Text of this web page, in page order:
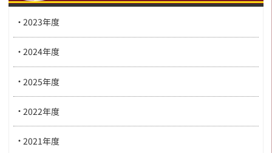
2023年度
2024年度
2025年度
2022年度
2021年度